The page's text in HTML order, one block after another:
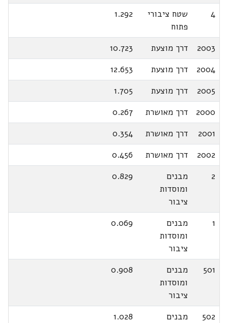
4
שטח ציבורי
פתוח
1.292
2003 דרך מוצעת
10.723
2004
דרך מוצעת
12.653
2005
דרך מוצעת
1.705
2000
דרך מאושרת
0.267
2001
דרך מאושרת
0.354
2002
דרך מאושרת
0.456
2
מבנים
ומוסדות
ציבור
0.829
1
מבנים
ומוסדות
ציבור
0.069
501
מבנים
ומוסדות
ציבור
0.908
502
מבנים
1.028